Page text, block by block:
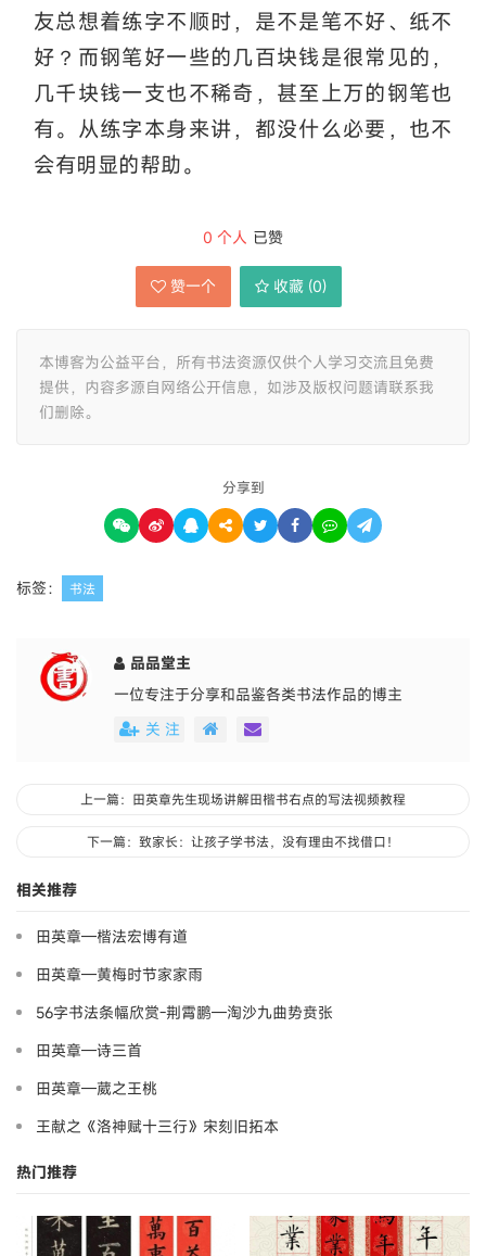
友总想着练字不顺时，是不是笔不好、纸不
好？而钢笔好一些的几百块钱是很常见的，
几千块钱一支也不稀奇，甚至上万的钢笔也
有。从练字本身来讲，都没什么必要，也不
会有明显的帮助。
0 个人 已赞
赞一个 收藏 (0)
本博客为公益平台，所有书法资源仅供个人学习交流且免费
提供，内容多源自网络公开信息，如涉及版权问题请联系我
们删除。
分享到
标签： 书法
品品堂主
一位专注于分享和品鉴各类书法作品的博主
关 注
上一篇：田英章先生现场讲解田楷书右点的写法视频教程
下一篇：致家长：让孩子学书法，没有理由不找借口！
相关推荐
田英章—楷法宏博有道
田英章—黄梅时节家家雨
56字书法条幅欣赏-荆霄鹏—淘沙九曲势贲张
田英章—诗三首
田英章—葳之王桃
王献之《洛神赋十三行》宋刻旧拓本
热门推荐